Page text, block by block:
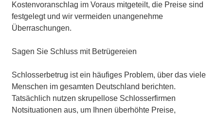
Kostenvoranschlag im Voraus mitgeteilt, die Preise sind
festgelegt und wir vermeiden unangenehme
Überraschungen.
Sagen Sie Schluss mit Betrügereien
Schlosserbetrug ist ein häufiges Problem, über das viele
Menschen im gesamten Deutschland berichten.
Tatsächlich nutzen skrupellose Schlosserfirmen
Notsituationen aus, um Ihnen überhöhte Preise,